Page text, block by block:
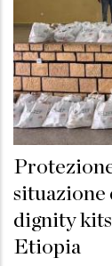
dignity
Etiopia